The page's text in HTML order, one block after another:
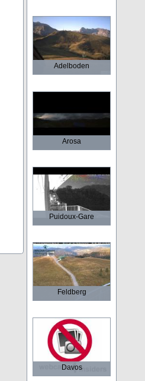
Adelboden
Arosa
Puidoux-Gare
Feldberg
Davos